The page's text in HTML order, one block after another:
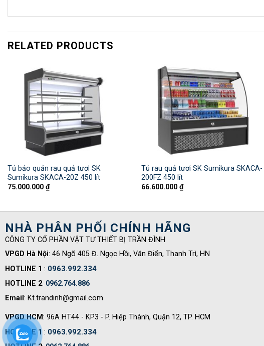
RELATED PRODUCTS
Tủ bảo quản rau quả tươi SK
Sumikura SKACA-20Z 450 lít
75.000.000 ₫
Tủ rau quả tươi SK Sumikura SKACA-
200FZ 450 lít
66.600.000 ₫
NHÀ PHÂN PHỐI CHÍNH HÃNG
CÔNG TY CỔ PHẦN VẬT TƯ THIẾT BỊ TRẦN ĐÌNH
VPGD Hà Nội: 46 Ngõ 405 Đ. Ngọc Hồi, Văn Điển, Thanh Trì, HN
HOTLINE 1 : 0963.992.334
HOTLINE 2: 0962.764.886
Email : Kt.trandinh@gmail.com
VPGD HCM: 96A HT44 - KP3 - P. Hiệp Thành, Quận 12, TP. HCM
HOTLINE 1: 0963.992.334